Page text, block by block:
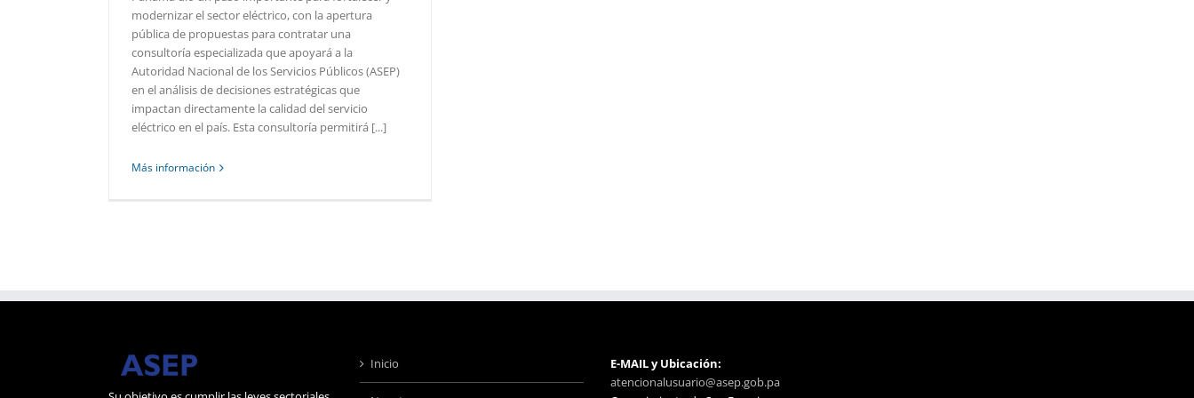
modernizar el sector eléctrico, con la apertura
pública de propuestas para contratar una
consultoría especializada que apoyará a la
Autoridad Nacional de los Servicios Públicos (ASEP)
en el análisis de decisiones estratégicas que
impactan directamente la calidad del servicio
eléctrico en el país. Esta consultoría permitirá [...]
Más información
Inicio
E-MAIL y Ubicación:
atencionalusuario@asep.gob.pa